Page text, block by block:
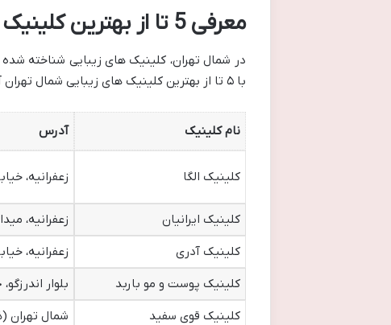
معرفی 5 تا از بهترین کلینیک های زیبایی در شمال تهران
در شمال تهران، کلینیک های زیبایی شناخته
با ۵ تا از بهترین کلینیک های زیبایی شمال تهران آشنا می شویم.
نام کلینیک آدرس
کلینیک الگا زعفرانیه،
کلینیک ایرانیان
زعفرانیه،
کلینیک آدری
زعفرانیه، خیابان
کلینیک پوست و مو باربد
بلوار اندرزگو،
کلینیک قوی سفید
شمال تهران